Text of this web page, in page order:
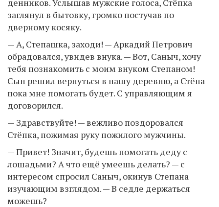
денников. Услышав мужские голоса, Стёпка
заглянул в бытовку, громко постучав по
дверному косяку.
— А, Степашка, заходи! — Аркадий Петрович
обрадовался, увидев внука. — Вот, Саныч, хочу
тебя познакомить с моим внуком Степаном!
Сын решил вернуться в нашу деревню, а Стёпа
пока мне помогать будет. С управляющим я
договорился.
— Здравствуйте! — вежливо поздоровался
Стёпка, пожимая руку пожилого мужчины.
— Привет! Значит, будешь помогать деду с
лошадьми? А что ещё умеешь делать? — с
интересом спросил Саныч, окинув Степана
изучающим взглядом. — В седле держаться
можешь?